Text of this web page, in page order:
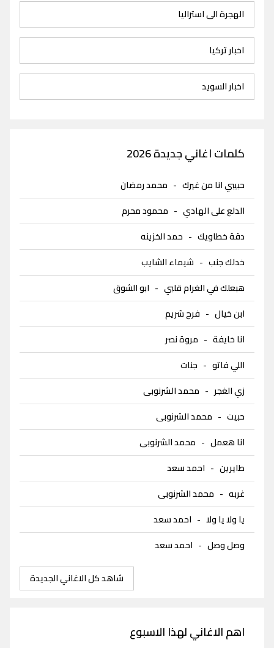
الهجرة الى استراليا
اخبار تركيا
اخبار السويد
كلمات اغاني جديدة 2026
حبيبي انا من غيرك - محمد رمضان
الدلع على الهادي - محمود محرم
دقة خطاويك - حمد الخزينه
خدلك جنب - شيماء الشايب
هبعلك في الغرام قلبي - ابو الشوق
ابن خيال - فرح شريم
انا خايفة - مروة نصر
اللي فاتو - جنات
زي الغجر- محمد الشرنوبى
حبيت - محمد الشرنوبى
انا هعمل - محمد الشرنوبى
طايرين - احمد سعد
غربه - محمد الشرنوبى
يا ولا يا ولا - احمد سعد
وصل وصل - احمد سعد
شاهد كل الاغاني الجديدة
اهم الاغاني لهذا الاسبوع